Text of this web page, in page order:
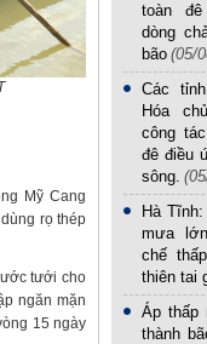
Mỹ Cang
rọ thép
tưới cho
ngăn mặn
15 ngày
toàn
dòng
bão (05/
Các
Hóa
công
đê điều
sông.
Hà
mưa
chế
thiên tai
Áp thấp
thành